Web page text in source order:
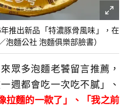
推出新品「特濃豚骨風味」，在
泡麵公社 泡麵俱樂部臉書）
眾多泡麵老饕留言推薦，
週都會吃一次吃不膩」、
拉麵的一款了」、「我之前